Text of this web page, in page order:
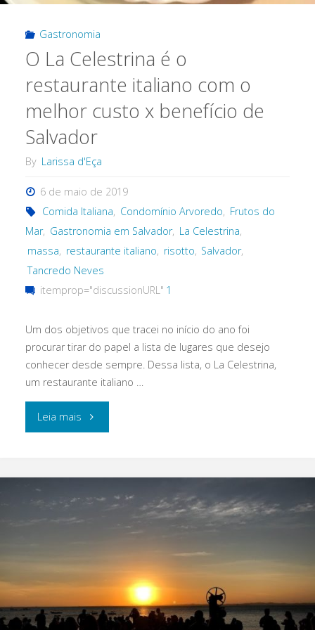
feira
em
Salvador"
Gastronomia
O La Celestrina é o
restaurante italiano com o
melhor custo x benefício de
Salvador
By Larissa d'Eça
6 de maio de 2019
Comida Italiana, Condomínio Arvoredo, Frutos do
Mar, Gastronomia em Salvador, La Celestrina,
massa, restaurante italiano, risotto, Salvador,
Tancredo Neves
itemprop="discussionURL" 1
Um dos objetivos que tracei no início do ano foi
procurar tirar do papel a lista de lugares que desejo
conhecer desde sempre. Dessa lista, o La Celestrina,
um restaurante italiano …
Leia mais "O
Celestrina
restaurante
com